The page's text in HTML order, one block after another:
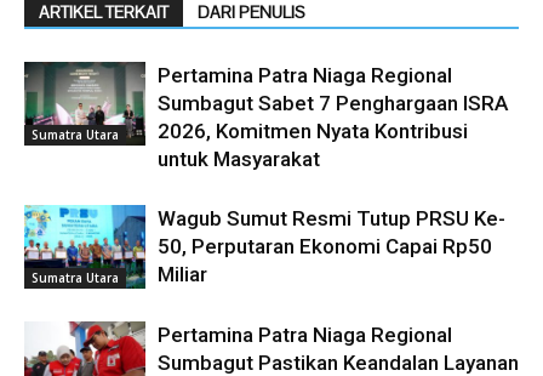
ARTIKEL TERKAIT DARI PENULIS
Sumatra Utara
Pertamina Patra Niaga Regional
Sumbagut Sabet 7 Penghargaan ISRA
2026, Komitmen Nyata Kontribusi
untuk Masyarakat
Sumatra Utara
Wagub Sumut Resmi Tutup PRSU Ke-
50, Perputaran Ekonomi Capai Rp50
Miliar
Pertamina Patra Niaga Regional
Sumbagut Pastikan Keandalan Layanan